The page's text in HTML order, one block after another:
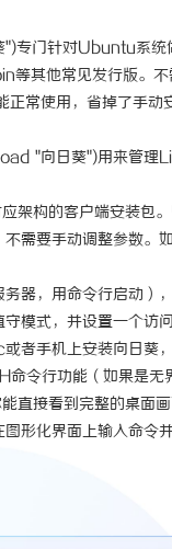
")专门针对Ubuntu系
其他常见发行版。不
常使用，省掉了手动
"向日葵")用来管理
架构的客户端安装
需要手动调整参数
器，用命令行启动
模式，并设置一个
者手机上安装向日葵
令行功能（如果是
直接看到完整的桌面
形化界面上输入命